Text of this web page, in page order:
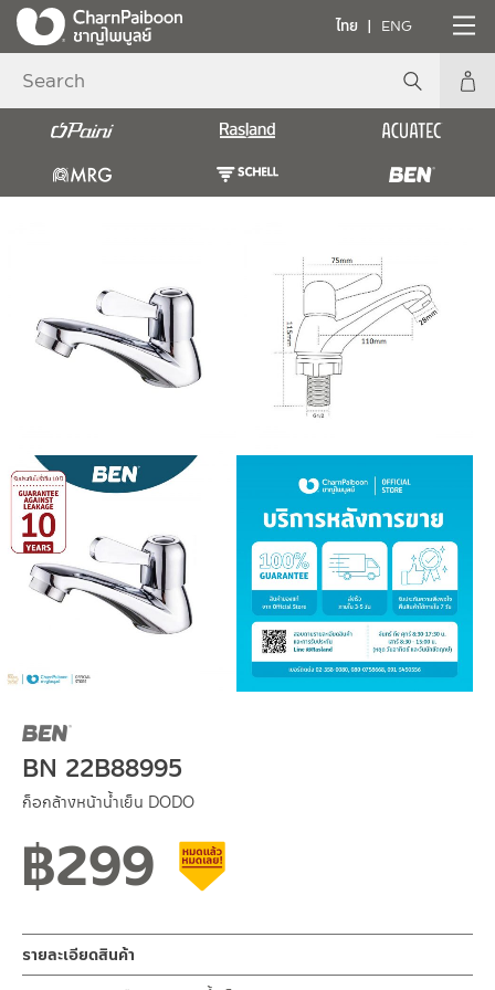
ไทย ENG
BN 22B88995
ก็อกล้างหน้าน้ำเย็น DODO
฿299
รายละเอียดสินค้า